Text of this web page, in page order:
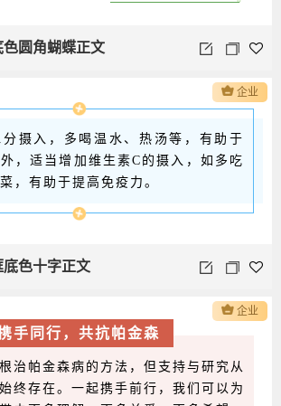
色圆角蝴蝶正文
摄入，多喝温水、热汤等，有助于
，适当增加维生素C的摄入，如多吃
，有助于提高免疫力。
色十字正文
企业
手同行，共抗帕金森
治帕金森病的方法，但支持与研究从
终存在。一起携手前行，我们可以为
企业